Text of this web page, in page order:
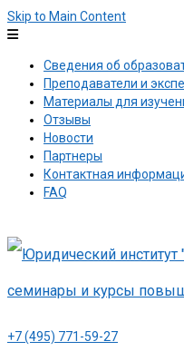
Skip to Main Content
Сведения об
Преподаватели и
Материалы для
Отзывы
Новости
Партнеры
Контактная
FAQ
+7 (495) 771-59-27